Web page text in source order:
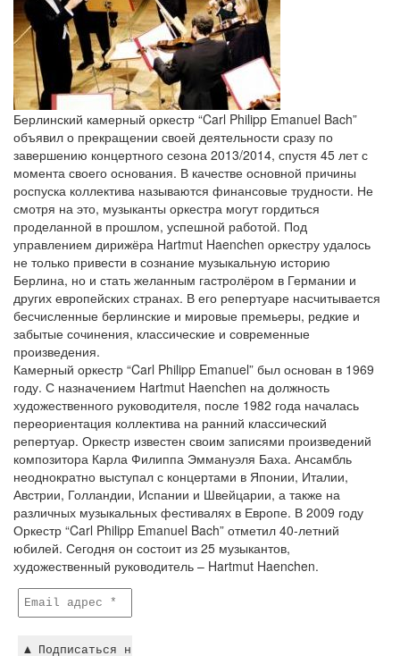
Берлинский камерный оркестр “Carl Philipp Emanuel Bach”
объявил о прекращении своей деятельности сразу по
завершению концертного сезона 2013/2014, спустя 45 лет с
момента своего основания. В качестве основной причины
роспуска коллектива называются финансовые трудности. Не
смотря на это, музыканты оркестра могут гордиться
проделанной в прошлом, успешной работой. Под
управлением дирижёра Hartmut Haenchen оркестру удалось
не только привести в сознание музыкальную историю
Берлина, но и стать желанным гастролёром в Германии и
других европейских странах. В его репертуаре насчитывается
бесчисленные берлинские и мировые премьеры, редкие и
забытые сочинения, классические и современные
произведения.
Камерный оркестр “Carl Philipp Emanuel” был основан в 1969
году. С назначением Hartmut Haenchen на должность
художественного руководителя, после 1982 года началась
переориентация коллектива на ранний классический
репертуар. Оркестр известен своим записями произведений
композитора Карла Филиппа Эммануэля Баха. Ансамбль
неоднократно выступал с концертами в Японии, Италии,
Австрии, Голландии, Испании и Швейцарии, а также на
различных музыкальных фестивалях в Европе. В 2009 году
Оркестр “Carl Philipp Emanuel Bach” отметил 40-летний
юбилей. Сегодня он состоит из 25 музыкантов,
художественный руководитель – Hartmut Haenchen.